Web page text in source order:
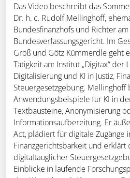
Das Video beschreibt das
Dr. h. c. Rudolf Mellinghoff,
Bundesfinanzhofs und Richter am
Bundesverfassungsgericht. Im
Groß und Götz Kümmerdle geht
Tätigkeit am Institut „Digitax“ der
Digitalisierung und KI in Justiz,
Steuergesetzgebung.
Anwendungsbeispiele für KI in
Textbausteine, Anonymisierung
Informationsaufbereitung. Er
Act, plädiert für digitale Zugänge
Finanzgerichtsbarkeit und erklärt
digitaltauglicher
Einblicke in laufende